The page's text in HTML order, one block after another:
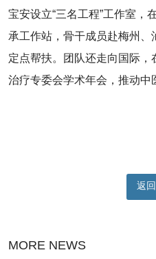
宝安设立“三名工程”工作室，
承工作站，骨干成员赴梅州
定点帮扶。团队还走向国际
治疗专委会学术年会，推动中
返回
MORE NEWS